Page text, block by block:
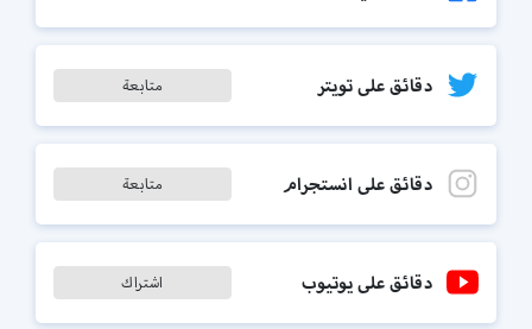
دقائق على تويتر متابعة
دقائق على انستجرام متابعة
دقائق على يوتيوب اشتراك